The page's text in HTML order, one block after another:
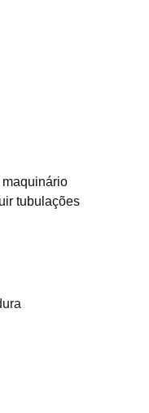
maquinário
tubulações